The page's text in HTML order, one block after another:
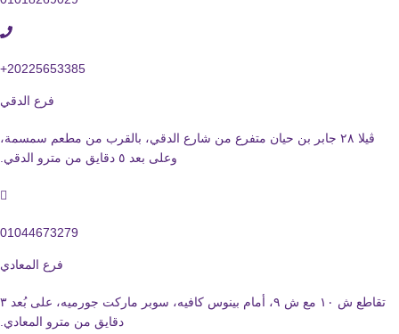
20225653385+
فرع الدقي
ڤيلا ٢٨ جابر بن حيان متفرع من شارع الدقي، بالقرب من مطعم سمسمة،
وعلى بعد ٥ دقايق من مترو الدقي.
01044673279
فرع المعادي
تقاطع ش ١٠ مع ش ٩، أمام بينوس كافيه، سوبر ماركت جورميه، على بُعد ٣
دقايق من مترو المعادي.